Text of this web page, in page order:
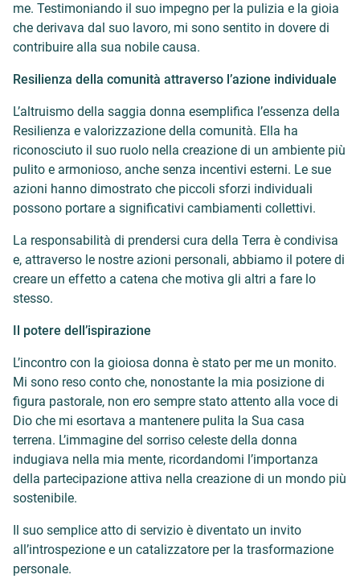
me. Testimoniando il suo impegno per la pulizia e la gioia
che derivava dal suo lavoro, mi sono sentito in dovere di
contribuire alla sua nobile causa.
Resilienza della comunità attraverso l’azione individuale
L’altruismo della saggia donna esemplifica l’essenza della
Resilienza e valorizzazione della comunità. Ella ha
riconosciuto il suo ruolo nella creazione di un ambiente più
pulito e armonioso, anche senza incentivi esterni. Le sue
azioni hanno dimostrato che piccoli sforzi individuali
possono portare a significativi cambiamenti collettivi.
La responsabilità di prendersi cura della Terra è condivisa
e, attraverso le nostre azioni personali, abbiamo il potere di
creare un effetto a catena che motiva gli altri a fare lo
stesso.
Il potere dell’ispirazione
L’incontro con la gioiosa donna è stato per me un monito.
Mi sono reso conto che, nonostante la mia posizione di
figura pastorale, non ero sempre stato attento alla voce di
Dio che mi esortava a mantenere pulita la Sua casa
terrena. L’immagine del sorriso celeste della donna
indugiava nella mia mente, ricordandomi l’importanza
della partecipazione attiva nella creazione di un mondo più
sostenibile.
Il suo semplice atto di servizio è diventato un invito
all’introspezione e un catalizzatore per la trasformazione
personale.